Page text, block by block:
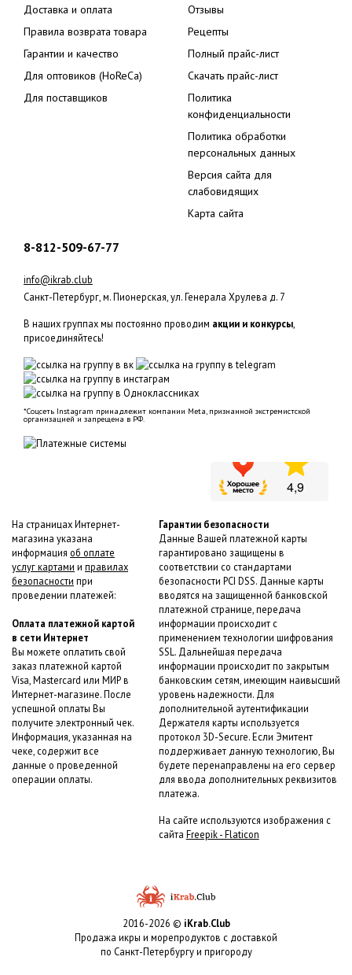
Доставка и оплата
Правила возврата товара
Гарантии и качество
Для оптовиков (HoReCa)
Для поставщиков
Отзывы
Рецепты
Полный прайс-лист
Скачать прайс-лист
Политика
конфиденциальности
Политика обработки
персональных данных
Версия сайта для
слабовидящих
Карта сайта
8-812-509-67-77
info@ikrab.club
Санкт-Петербург, м. Пионерская, ул. Генерала Хрулева д. 7
В наших группах мы постоянно проводим акции и конкурсы
присоединяйтесь!
*Соцсеть Instagram принадлежит компании Meta, признанной экстремистской
организацией и запрещена в РФ.
На страницах Интернет-
магазина указана
информация об оплате
услуг картами и правилах
безопасности при
проведении платежей:
Оплата платежной картой
в сети Интернет
Вы можете оплатить свой
заказ платежной картой
Visa, Mastercard или МИР в
Интернет-магазине. После
успешной оплаты Вы
получите электронный чек.
Информация, указанная на
чеке, содержит все
данные о проведенной
операции оплаты.
Гарантии безопасности
Данные Вашей платежной карты
гарантировано защищены в
соответствии со стандартами
безопасности PCI DSS. Данные карты
вводятся на защищенной банковской
платежной странице, передача
информации происходит с
применением технологии шифрования
SSL. Дальнейшая передача
информации происходит по закрытым
банковским сетям, имеющим наивысший
уровень надежности. Для
дополнительной аутентификации
Держателя карты используется
протокол 3D-Secure. Если Эмитент
поддерживает данную технологию, Вы
будете перенаправлены на его сервер
для ввода дополнительных реквизитов
платежа.
На сайте используются изображения с
сайта Freepik - Flaticon
2016-2026 © iKrab.Club
Продажа икры и морепродуктов с доставкой
по Санкт-Петербургу и пригороду